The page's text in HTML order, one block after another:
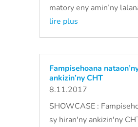
matory eny amin’ny
lire plus
Fampisehoana
ankizin’ny CHT
8.11.2017
SHOWCASE :
sy hiran'ny ankizin'ny